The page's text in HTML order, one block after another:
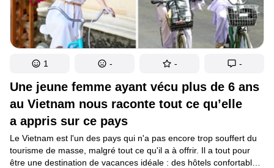
Une jeune femme ayant vécu plus de 6 ans
au Vietnam nous raconte tout ce qu’elle
a appris sur ce pays
Le Vietnam est l'un des pays qui n'a pas encore trop souffert du
tourisme de masse, malgré tout ce qu'il a à offrir. Il a tout pour
être une destination de vacances idéale : des hôtels confortables,
1 - - -
Histoires
Éducation
Tests
Création
Maison